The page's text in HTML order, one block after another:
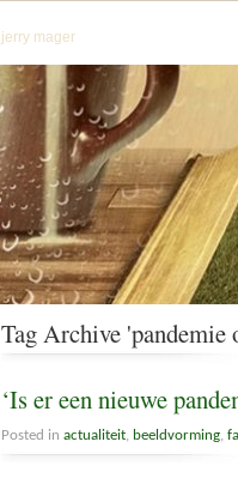
jerry mager
Tag Archive 'pandemie
‘Is er een nieuwe
Posted in actualiteit beeldvorming